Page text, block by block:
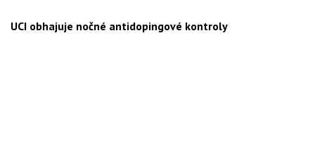
UCI obhajuje nočné antidopingové kontroly